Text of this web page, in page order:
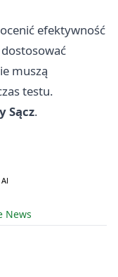
efektywność
muszą
testu.
Sącz.
News